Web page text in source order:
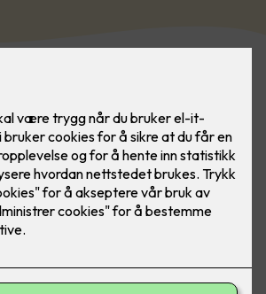
i sikringsskapene får
på gården eller gartneriet ditt.